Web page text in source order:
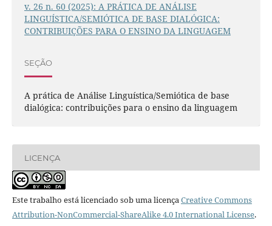
v. 26 n. 60 (2025): A PRÁTICA DE ANÁLISE
LINGUÍSTICA/SEMIÓTICA DE BASE DIALÓGICA:
CONTRIBUIÇÕES PARA O ENSINO DA LINGUAGEM
SEÇÃO
A prática de Análise Linguística/Semiótica de base
dialógica: contribuições para o ensino da linguagem
LICENÇA
Este trabalho está licenciado sob uma licençaCreative Commons
Attribution-NonCommercial-ShareAlike 4.0 International License.